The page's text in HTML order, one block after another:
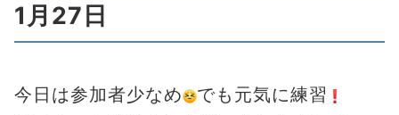
1月27日
今日は参加者少なめ
でも元気に練習